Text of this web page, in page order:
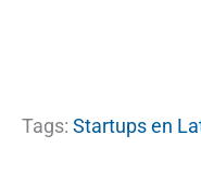
Tags: Startups en